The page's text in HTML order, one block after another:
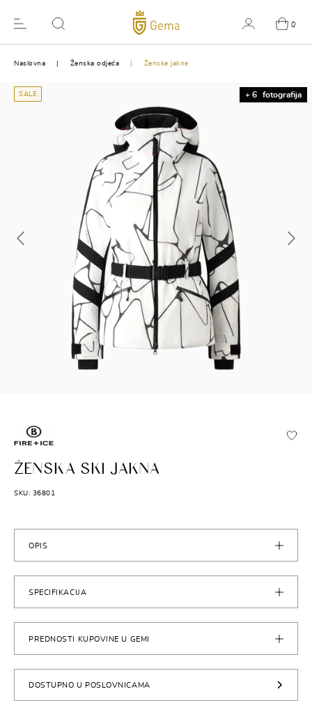
0
Naslovna Ženska odjeća Ženske jakne
+ 6 fotografija
SALE
BOGNER F+I
ŽENSKA SKI JAKNA
SKU: 36801
OPIS
SPECIFIKACIJA
PREDNOSTI KUPOVINE U GEMI
DOSTUPNO U POSLOVNICAMA